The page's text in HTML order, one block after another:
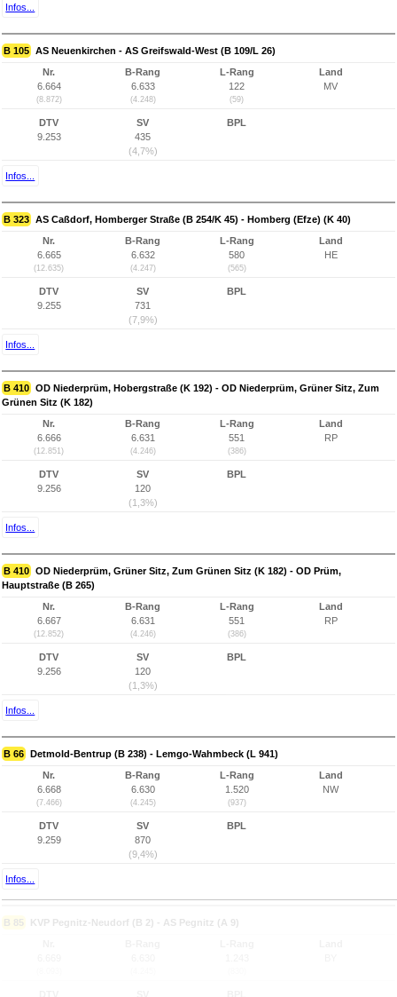
Infos...
B 105 AS Neuenkirchen - AS Greifswald-West (B 109/L 26)
Nr.
6.664
(8.872)
B-Rang
6.633
(4.248)
L-Rang
122
(59)
Land
MV
DTV
9.253
SV
435
(4,7%)
BPL
Infos...
B 323 AS Caßdorf, Homberger Straße (B 254/K 45) - Homberg (Efze) (K 40)
Nr.
6.665
(12.635)
B-Rang
6.632
(4.247)
L-Rang
580
(565)
Land
HE
DTV
9.255
SV
731
(7,9%)
BPL
Infos...
B 410 OD Niederprüm, Hobergstraße (K 192) - OD Niederprüm, Grüner Sitz, Zum
Grünen Sitz (K 182)
Nr.
6.666
(12.851)
B-Rang
6.631
(4.246)
L-Rang
551
(386)
Land
RP
DTV
9.256
SV
120
(1,3%)
BPL
Infos...
B 410 OD Niederprüm, Grüner Sitz, Zum Grünen Sitz (K 182) - OD Prüm,
Hauptstraße (B 265)
Nr.
6.667
(12.852)
B-Rang
6.631
(4.246)
L-Rang
551
(386)
Land
RP
DTV
9.256
SV
120
(1,3%)
BPL
Infos...
B 66 Detmold-Bentrup (B 238) - Lemgo-Wahmbeck (L 941)
Nr.
6.668
(7.466)
B-Rang
6.630
(4.245)
L-Rang
1.520
(937)
Land
NW
DTV
9.259
SV
870
(9,4%)
BPL
Infos...
B 85 KVP Pegnitz-Neudorf (B 2) - AS Pegnitz (A 9)